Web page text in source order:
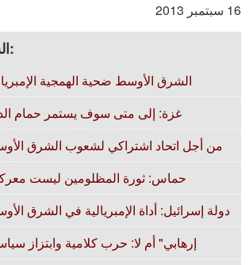
16 سبتمبر 2013
# الشرق الاوسط:
الشرق الأوسط ضحية الهمجية الإمبريالية
غزة: إلى متى سوف يستمر حمام الدم؟ -
من أجل اتحاد اشتراكي لشعوب الشرق الأوسط! -
حماس: ثورة المظلومين ليست معركتها -
دولة إسرائيل: أداة الإمبريالية في الشرق الأوسط
"إرهابي" أم لا: حرب كلامية وابتزاز سياسي -